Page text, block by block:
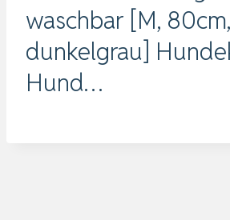
waschbar [M, 80cm,
dunkelgrau]
Hund…